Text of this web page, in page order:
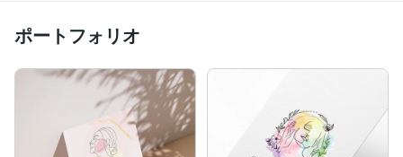
ポートフォリオ